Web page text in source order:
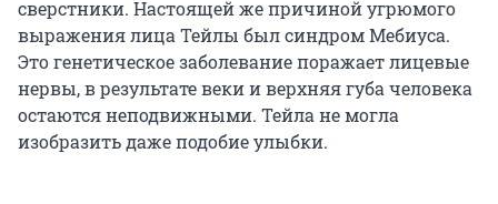
сверстники. Настоящей же причиной угрюмого
выражения лица Тейлы был синдром Мебиуса.
Это генетическое заболевание поражает лицевые
нервы, в результате веки и верхняя губа человека
остаются неподвижными. Тейла не могла
изобразить даже подобие улыбки.